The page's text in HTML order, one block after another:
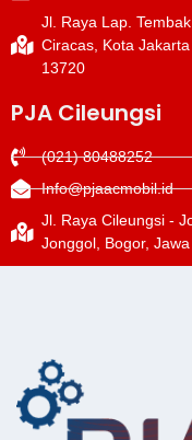
Jl. Raya Lap.
Ciracas, Kota
13720
PJA Cileungsi
(021) 80488252
Info@pjaacmobil.id
Jl. Raya Cileungsi -
Jonggol, Bogor,